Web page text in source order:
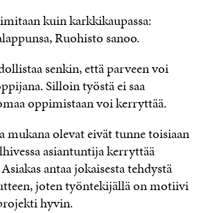
kuin karkkikaupassa:
Ruohisto sanoo.
senkin, että parveen voi
Silloin työstä ei saa
oppimistaan voi kerryttää.
mukana olevat eivät tunne toisiaan
asiantuntija kerryttää
antaa jokaisesta tehdystä
joten työntekijällä on motiivi
hyvin.